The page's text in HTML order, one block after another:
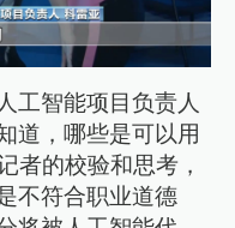
工智能项目负责人
道，哪些是可以用
者的校验和思考，
不符合职业道德